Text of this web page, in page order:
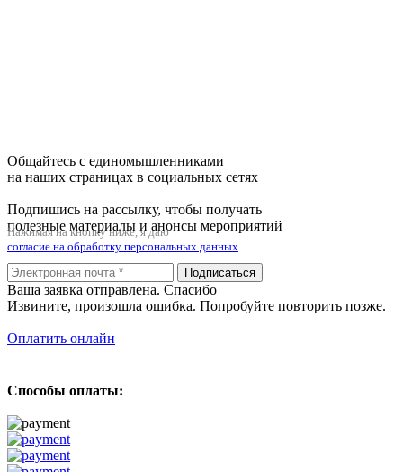
Общайтесь с единомышленниками
на наших страницах в социальных сетях
Подпишись на рассылку, чтобы получать
полезные материалы и анонсы мероприятий
Нажимая на кнопку ниже, я даю
согласие на обработку персональных данных
Подписаться
Ваша заявка отправлена. Спасибо
Извините, произошла ошибка. Попробуйте повторить позже.
Оплатить онлайн
Способы оплаты: